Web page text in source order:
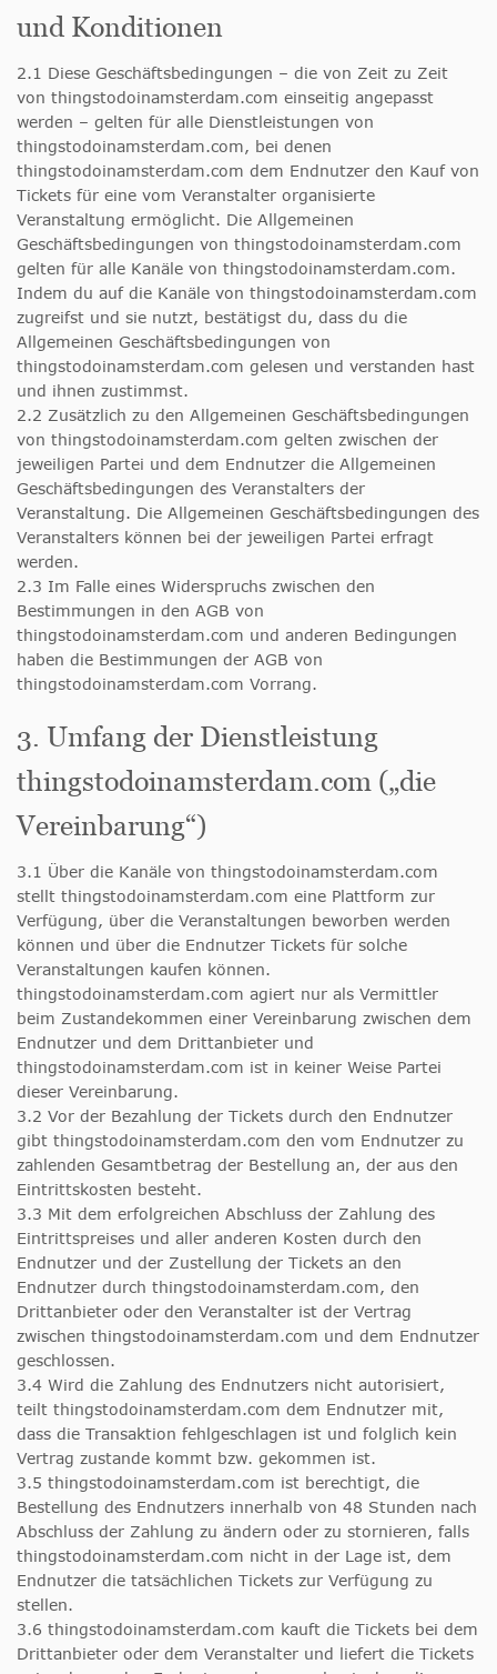
und Konditionen
2.1 Diese Geschäftsbedingungen – die von Zeit zu Zeit
von thingstodoinamsterdam.com einseitig angepasst
werden – gelten für alle Dienstleistungen von
thingstodoinamsterdam.com, bei denen
thingstodoinamsterdam.com dem Endnutzer den Kauf von
Tickets für eine vom Veranstalter organisierte
Veranstaltung ermöglicht. Die Allgemeinen
Geschäftsbedingungen von thingstodoinamsterdam.com
gelten für alle Kanäle von thingstodoinamsterdam.com.
Indem du auf die Kanäle von thingstodoinamsterdam.com
zugreifst und sie nutzt, bestätigst du, dass du die
Allgemeinen Geschäftsbedingungen von
thingstodoinamsterdam.com gelesen und verstanden hast
und ihnen zustimmst.
2.2 Zusätzlich zu den Allgemeinen Geschäftsbedingungen
von thingstodoinamsterdam.com gelten zwischen der
jeweiligen Partei und dem Endnutzer die Allgemeinen
Geschäftsbedingungen des Veranstalters der
Veranstaltung. Die Allgemeinen Geschäftsbedingungen des
Veranstalters können bei der jeweiligen Partei erfragt
werden.
2.3 Im Falle eines Widerspruchs zwischen den
Bestimmungen in den AGB von
thingstodoinamsterdam.com und anderen Bedingungen
haben die Bestimmungen der AGB von
thingstodoinamsterdam.com Vorrang.
3. Umfang der Dienstleistung
thingstodoinamsterdam.com („die
Vereinbarung“)
3.1 Über die Kanäle von thingstodoinamsterdam.com
stellt thingstodoinamsterdam.com eine Plattform zur
Verfügung, über die Veranstaltungen beworben werden
können und über die Endnutzer Tickets für solche
Veranstaltungen kaufen können.
thingstodoinamsterdam.com agiert nur als Vermittler
beim Zustandekommen einer Vereinbarung zwischen dem
Endnutzer und dem Drittanbieter und
thingstodoinamsterdam.com ist in keiner Weise Partei
dieser Vereinbarung.
3.2 Vor der Bezahlung der Tickets durch den Endnutzer
gibt thingstodoinamsterdam.com den vom Endnutzer zu
zahlenden Gesamtbetrag der Bestellung an, der aus den
Eintrittskosten besteht.
3.3 Mit dem erfolgreichen Abschluss der Zahlung des
Eintrittspreises und aller anderen Kosten durch den
Endnutzer und der Zustellung der Tickets an den
Endnutzer durch thingstodoinamsterdam.com, den
Drittanbieter oder den Veranstalter ist der Vertrag
zwischen thingstodoinamsterdam.com und dem Endnutzer
geschlossen.
3.4 Wird die Zahlung des Endnutzers nicht autorisiert,
teilt thingstodoinamsterdam.com dem Endnutzer mit,
dass die Transaktion fehlgeschlagen ist und folglich kein
Vertrag zustande kommt bzw. gekommen ist.
3.5 thingstodoinamsterdam.com ist berechtigt, die
Bestellung des Endnutzers innerhalb von 48 Stunden nach
Abschluss der Zahlung zu ändern oder zu stornieren, falls
thingstodoinamsterdam.com nicht in der Lage ist, dem
Endnutzer die tatsächlichen Tickets zur Verfügung zu
stellen.
3.6 thingstodoinamsterdam.com kauft die Tickets bei dem
Drittanbieter oder dem Veranstalter und liefert die Tickets